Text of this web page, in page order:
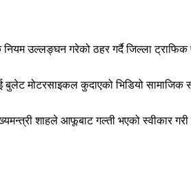
उल्लङ्घन गरेको ठहर गर्दै जिल्ला ट्राफिक
मोटरसाइकल कुदाएको भिडियो सामाजिक
शाहले आफूबाट गल्ती भएको स्वीकार